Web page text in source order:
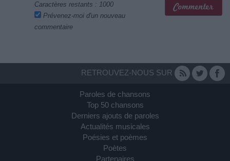
Caractères restants : 1000
Prévenez-moi d'un nouveau
commentaire
RETROUVEZ-NOUS SUR
Paroles de chansons
Top 50 chansons
Derniers ajouts de paroles
Actualités musicales
Poésies et poèmes
Poètes
Partenaires